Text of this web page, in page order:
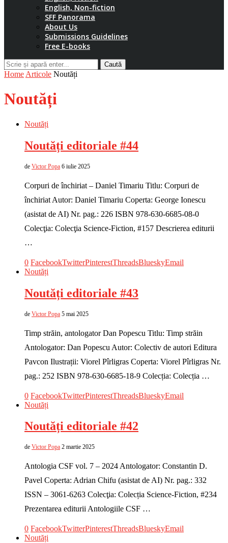
English, Non-fiction
SFF Panorama
About Us
Submissions Guidelines
Free E-books
Caută
Home Articole Noutăți
Noutăți
Noutăți
Noutăți editoriale #44
de Victor Popa 6 iulie 2025
Corpuri de închiriat – Daniel Timariu Titlu: Corpuri de
închiriat Autor: Daniel Timariu Coperta: George Ionescu
(asistat de AI) Nr. pag.: 226 ISBN 978-630-6685-08-0
Colecţia: Colecţia Science-Fiction, #157 Descrierea editurii
…
0 FacebookTwitterPinterestThreadsBlueskyEmail
Noutăți
Noutăți editoriale #43
de Victor Popa 5 mai 2025
Timp străin, antologator Dan Popescu Titlu: Timp străin
Antologator: Dan Popescu Autor: Colectiv de autori Editura
Pavcon Ilustrații: Viorel Pîrligras Coperta: Viorel Pîrligras Nr.
pag.: 252 ISBN 978-630-6685-18-9 Colecția: Colecția …
0 FacebookTwitterPinterestThreadsBlueskyEmail
Noutăți
Noutăți editoriale #42
de Victor Popa 2 martie 2025
Antologia CSF vol. 7 – 2024 Antologator: Constantin D.
Pavel Coperta: Adrian Chifu (asistat de AI) Nr. pag.: 332
ISSN – 3061-6263 Colecţia: Colecția Science-Fiction, #234
Prezentarea editurii Antologiile CSF …
0 FacebookTwitterPinterestThreadsBlueskyEmail
Noutăți